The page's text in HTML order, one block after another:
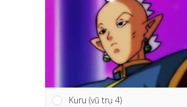
Kuru (vũ trụ 4)